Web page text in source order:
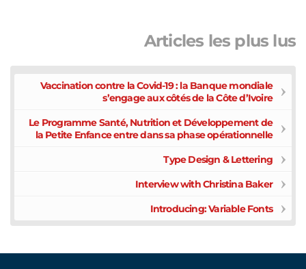
Articles les plus lus
Vaccination contre la Covid-19 : la Banque mondiale
s’engage aux côtés de la Côte d’Ivoire
Le Programme Santé, Nutrition et Développement de
la Petite Enfance entre dans sa phase opérationnelle
Type Design & Lettering
Interview with Christina Baker
Introducing: Variable Fonts